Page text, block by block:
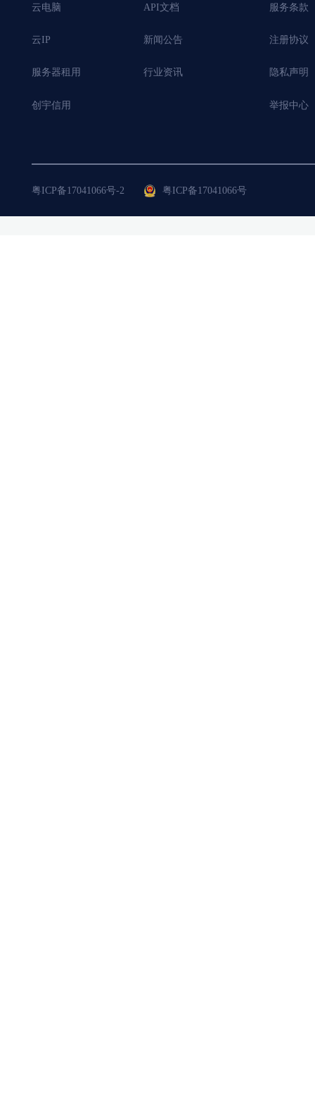
云电脑
云IP
服务器租用
创宇信用
API文档
新闻公告
行业资讯
服务条款
注册协议
隐私声明
举报中心
粤ICP备17041066号-2 粤ICP备17041066号